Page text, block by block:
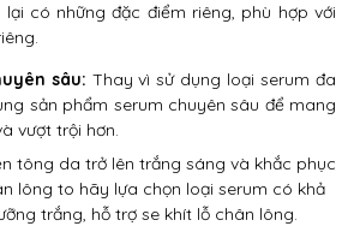
có những đặc điểm riêng, phù hợp với
sâu: Thay vì sử dụng loại serum đa
sản phẩm serum chuyên sâu để mang
vượt trội hơn.
tông da trở lên trắng sáng và khắc phục
lông to hãy lựa chọn loại serum có khả
trắng, hỗ trợ se khít lỗ chân lông.